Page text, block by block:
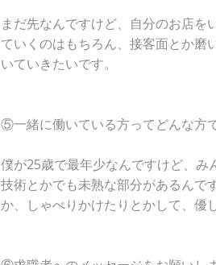
まだ先なんですけど、自分のお店を
ていくのはもちろん、接客面とか磨
いていきたいです。
⑤一緒に働いている方ってどんな方
僕が25歳で最年少なんですけど、み
技術とかでも未熟な部分があるんで
か、しゃべりかけたりとかして、優